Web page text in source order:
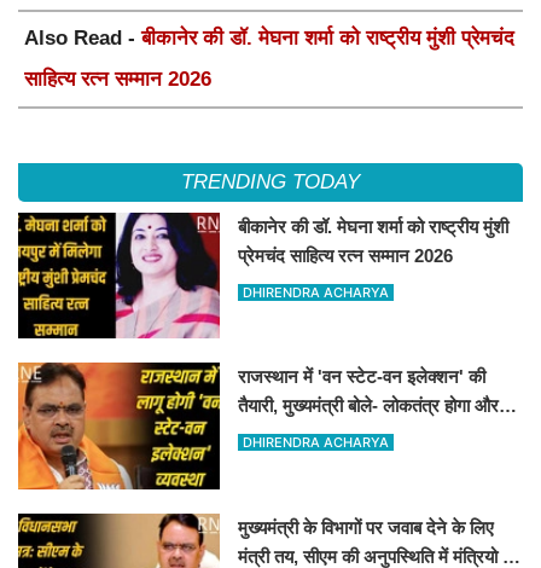
Also Read -बीकानेर की डॉ. मेघना शर्मा को राष्ट्रीय मुंशी प्रेमचंद
साहित्य रत्न सम्मान 2026
TRENDING TODAY
बीकानेर की डॉ. मेघना शर्मा को राष्ट्रीय मुंशी
प्रेमचंद साहित्य रत्न सम्मान 2026
DHIRENDRA ACHARYA
राजस्थान में 'वन स्टेट-वन इलेक्शन' की
तैयारी, मुख्यमंत्री बोले- लोकतंत्र होगा और
मजबूत
DHIRENDRA ACHARYA
मुख्यमंत्री के विभागों पर जवाब देने के लिए
मंत्री तय, सीएम की अनुपस्थिति में मंत्रियो की